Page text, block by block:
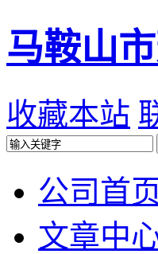
马鞍山
收藏本站
公司首
文章中